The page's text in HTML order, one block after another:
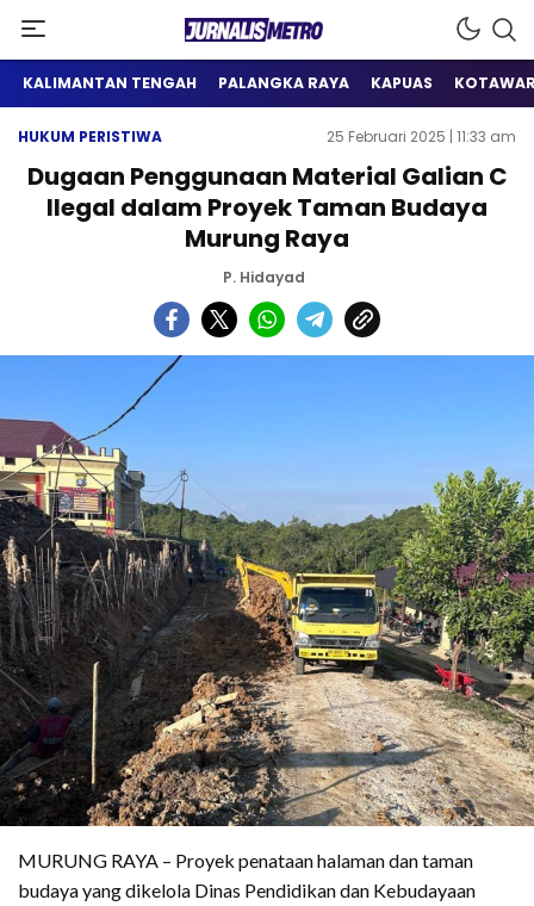
Jurnalis Metro
Satu Wadah Informasi
KALIMANTAN TENGAH PALANGKA RAYA KAPUAS
HUKUM PERISTIWA 25 Februari 2025 | 11:33 am
Dugaan Penggunaan Material Galian C
Ilegal dalam Proyek Taman Budaya
Murung Raya
P. Hidayad
MURUNG RAYA – Proyek penataan halaman dan taman
budaya yang dikelola Dinas Pendidikan dan Kebudayaan